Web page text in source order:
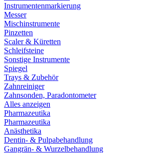
Instrumentenmarkierung
Messer
Mischinstrumente
Pinzetten
Scaler & Küretten
Schleifsteine
Sonstige Instrumente
Spiegel
Trays & Zubehör
Zahnreiniger
Zahnsonden, Paradontometer
Alles anzeigen
Pharmazeutika
Pharmazeutika
Anästhetika
Dentin- & Pulpabehandlung
Gangrän- & Wurzelbehandlung